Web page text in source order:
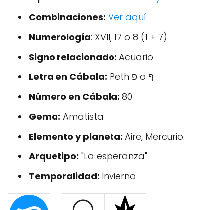
Combinaciones: Ver aquí
Numerología: XVII, 17 o 8 (1 + 7)
Signo relacionado: Acuario
Letra en Cábala:
Peth פ o ף
Número en Cábala: 80
Gema: Amatista
Elemento y planeta: Aire, Mercurio.
Arquetipo: "La esperanza"
Temporalidad: Invierno